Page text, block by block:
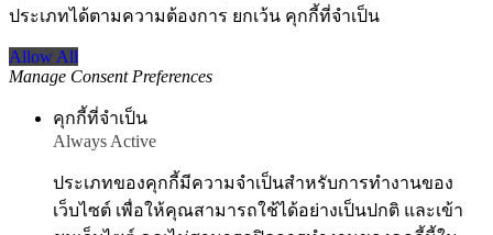
ประเภทได้ตามความต้องการ ยกเว้น คุกกี้ที่จำเป็น
Allow All
Manage Consent Preferences
คุกกี้ที่จำเป็น
Always Active
ประเภทของคุกกี้มีความจำเป็นสำหรับการทำงานของ
เว็บไซต์ เพื่อให้คุณสามารถใช้ได้อย่างเป็นปกติ และเข้า